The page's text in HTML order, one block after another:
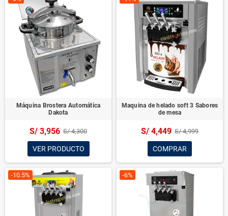
Máquina Brostera Automática
Dakota
S/ 3,956 S/ 4,300
VER PRODUCTO
Maquina de helado soft 3 Sabores
de mesa
S/ 4,449 S/ 4,999
COMPRAR
-10.5% -6%